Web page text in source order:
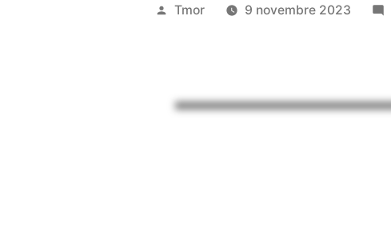
Tmor 9 novembre 2023